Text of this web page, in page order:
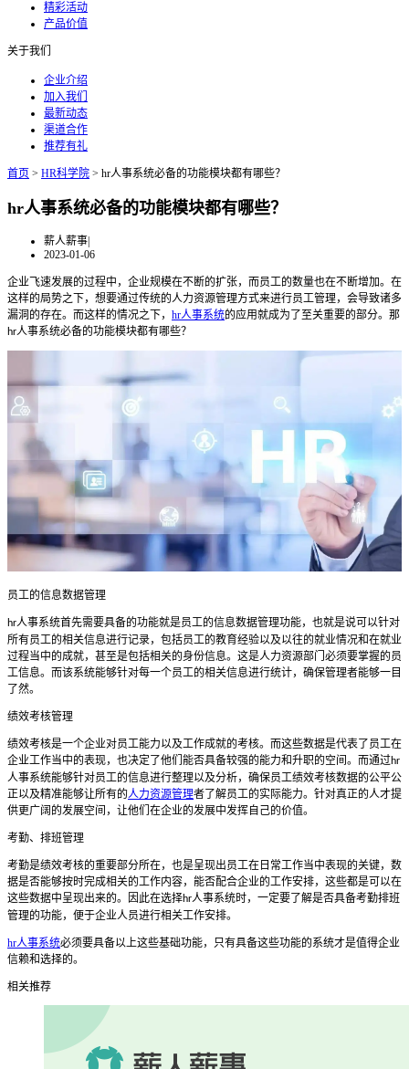
精彩活动
产品价值
关于我们
企业介绍
加入我们
最新动态
渠道合作
推荐有礼
首页 > HR科学院 > hr人事系统必备的功能模块都有哪些？
hr人事系统必备的功能模块都有哪些？
薪人薪事|
2023-01-06
企业飞速发展的过程中，企业规模在不断的扩张，而员工的数量也在不断增加。在
这样的局势之下，想要通过传统的人力资源管理方式来进行员工管理，会导致诸多
漏洞的存在。而这样的情况之下， hr人事系统的应用就成为了至关重要的部分。那
hr人事系统必备的功能模块都有哪些？
员工的信息数据管理
hr人事系统首先需要具备的功能就是员工的信息数据管理功能，也就是说可以针对
所有员工的相关信息进行记录，包括员工的教育经验以及以往的就业情况和在就业
过程当中的成就，甚至是包括相关的身份信息。这是人力资源部门必须要掌握的员
工信息。而该系统能够针对每一个员工的相关信息进行统计，确保管理者能够一目
了然。
绩效考核管理
绩效考核是一个企业对员工能力以及工作成就的考核。而这些数据是代表了员工在
企业工作当中的表现，也决定了他们能否具备较强的能力和升职的空间。而通过hr
人事系统能够针对员工的信息进行整理以及分析，确保员工绩效考核数据的公平公
正以及精准能够让所有的人力资源管理者了解员工的实际能力。针对真正的人才提
供更广阔的发展空间，让他们在企业的发展中发挥自己的价值。
考勤、排班管理
考勤是绩效考核的重要部分所在，也是呈现出员工在日常工作当中表现的关键，数
据是否能够按时完成相关的工作内容，能否配合企业的工作安排，这些都是可以在
这些数据中呈现出来的。因此在选择hr人事系统时，一定要了解是否具备考勤排班
管理的功能，便于企业人员进行相关工作安排。
hr人事系统必须要具备以上这些基础功能，只有具备这些功能的系统才是值得企业
信赖和选择的。
相关推荐